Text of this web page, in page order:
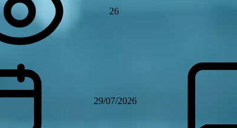
26
29/07/2026